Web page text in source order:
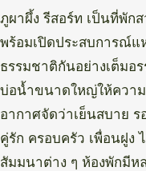
ภูผาผึ้ง รีสอร์ท เป็นที่พัก
พร้อมเปิดประสบการณ์
ธรรมชาติกันอย่างเต็มอ
บ่อน้ำขนาดใหญ่ให้ควา
อากาศจัดว่าเย็นสบาย
คู่รัก ครอบครัว เพื่อนฝูง
สัมมนาต่าง ๆ ห้องพักมีห